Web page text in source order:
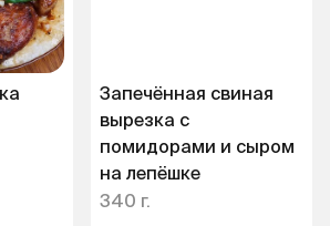
Запечённая свиная
вырезка с
помидорами и сыром
на лепёшке
340 г.